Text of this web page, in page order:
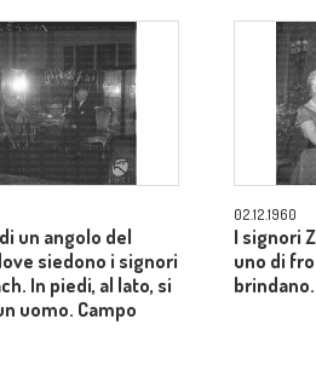
un angolo del
siedono i signori
In piedi, al lato, si
uomo. Campo
02.12.1960
I signori
uno di